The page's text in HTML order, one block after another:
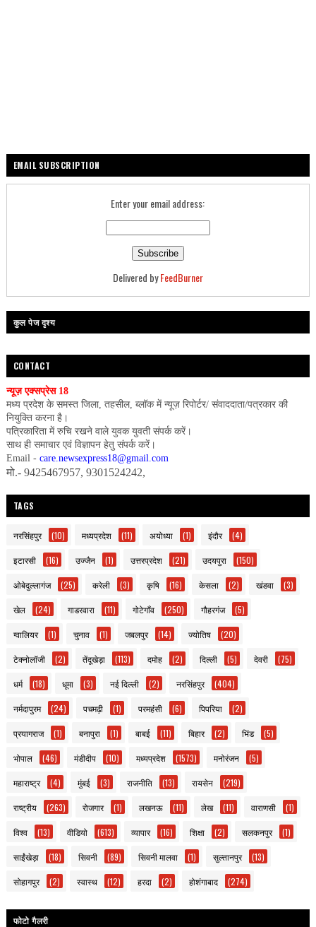
EMAIL SUBSCRIPTION
Enter your email address:
Delivered byFeedBurner
कुल पेज दृश्य
CONTACT
न्यूज़ एक्सप्रेस 18
मध्य प्रदेश के समस्त जिला, तहसील, ब्लॉक में न्यूज़ रिपोर्टर/ संवाददाता/पत्रकार की
नियुक्ति करना है।
पत्रिकारिता में रुचि रखने वाले युवक युवती संपर्क करें।
साथ ही समाचार एवं विज्ञापन हेतु संपर्क करें।
Email - care.newsexpress18@gmail.com
मो.- 9425467957, 9301524242,
TAGS
नरसिंहपुर (10) मध्यप्रदेश (11) अयोध्या (1) इंदौर (4)
इटारसी (16) उज्जैन (1) उत्तरप्रदेश (21) उदयपुरा (150)
ओबेदुल्लागंज (25) करेली (3) कृषि (16) केसला (2) खंडवा (3)
खेल (24) गाडरवारा (11) गोटेगाँव (250) गौहरगंज (5)
ग्वालियर (1) चुनाव (1) जबलपुर (14) ज्योतिष (20)
टेक्नोलॉजी (2) तेंदूखेड़ा (113) दमोह (2) दिल्ली (5) देवरी (75)
धर्म (18) धूमा (3) नई दिल्ली (2) नरसिंहपुर (404)
नर्मदापुरम (24) पचमढ़ी (1) परमहंसी (6) पिपरिया (2)
प्रयागराज (1) बनापुरा (1) बाबई (11) बिहार (2) भिंड (5)
भोपाल (46) मंडीदीप (10) मध्यप्रदेश (1573) मनोरंजन (5)
महाराष्ट्र (4) मुंबई (3) राजनीति (13) रायसेन (219)
राष्ट्रीय (263) रोजगार (1) लखनऊ (11) लेख (11) वाराणसी (1)
विश्व (13) वीडियो (613) व्यापार (16) शिक्षा (2) सलकनपुर (1)
साईंखेड़ा (18) सिवनी (89) सिवनी मालवा (1) सुल्तानपुर (13)
सोहागपुर (2) स्वास्थ (12) हरदा (2) होशंगाबाद (274)
फोटो गैलरी